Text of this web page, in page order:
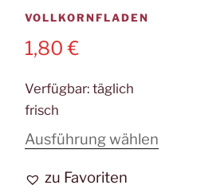
VOLLKORNFLADEN
1,80€
Verfügbar: täglich
frisch
Ausführung wählen
zu Favoriten